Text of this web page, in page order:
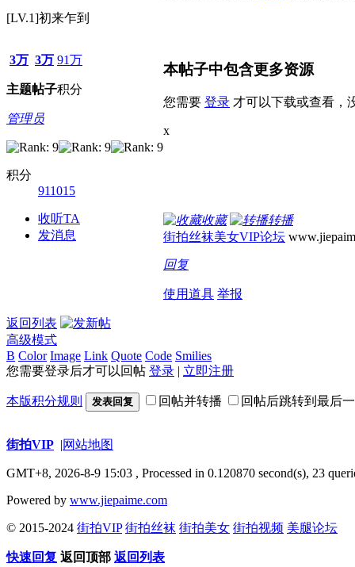
[LV.1]初来乍到
3万
主题
3万
帖子
91万
积分
管理员
积分
911015
收听TA
发消息
本帖子中包含更多资源
您需要 登录 才可以下载或查看，
x
收藏
转播
街拍丝袜美女VIP论坛
回复
使用道具 举报
返回列表
高级模式
B Color Image Link Quote Code Smilies
您需要登录后才可以回帖 登录 | 立即注册
本版积分规则 发表回复 回帖并转播 回帖后跳转到最后
街拍VIP |网站地图
GMT+8, 2026-8-9 15:03 , Processed in 0.120870 second(s), 23
Powered by www.jiepaime.com
© 2015-2024 街拍VIP 街拍丝袜 街拍美女 街拍视频 美腿论坛
快速回复 返回顶部 返回列表